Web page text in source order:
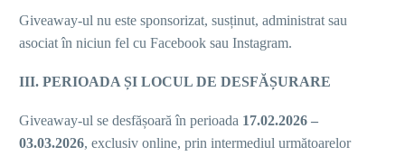
Giveaway-ul nu este sponsorizat, susținut, administrat sau
asociat în niciun fel cu Facebook sau Instagram.
III. PERIOADA ȘI LOCUL DE DESFĂȘURARE
Giveaway-ul se desfășoară în perioada 17.02.2026 –
03.03.2026, exclusiv online, prin intermediul următoarelor